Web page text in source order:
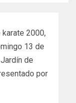
karate 2000,
13 de
de
por